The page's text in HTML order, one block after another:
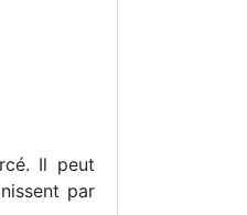
Il peut
par